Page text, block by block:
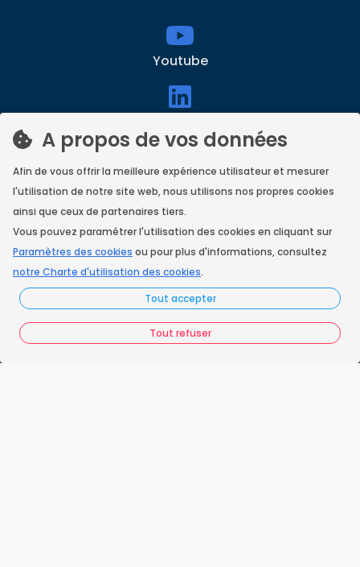
A propos de vos données
Afin de vous offrir la meilleure expérience utilisateur et mesurer
l'utilisation de notre site web, nous utilisons nos propres cookies
ainsi que ceux de partenaires tiers.
Vous pouvez paramétrer l'utilisation des cookies en cliquant sur
Paramètres des cookies ou pour plus d'informations, consultez
notre Charte d'utilisation des cookies.
Tout accepter
Tout refuser
Youtube
Facebook
Instagram
Accueil
Nos engagements